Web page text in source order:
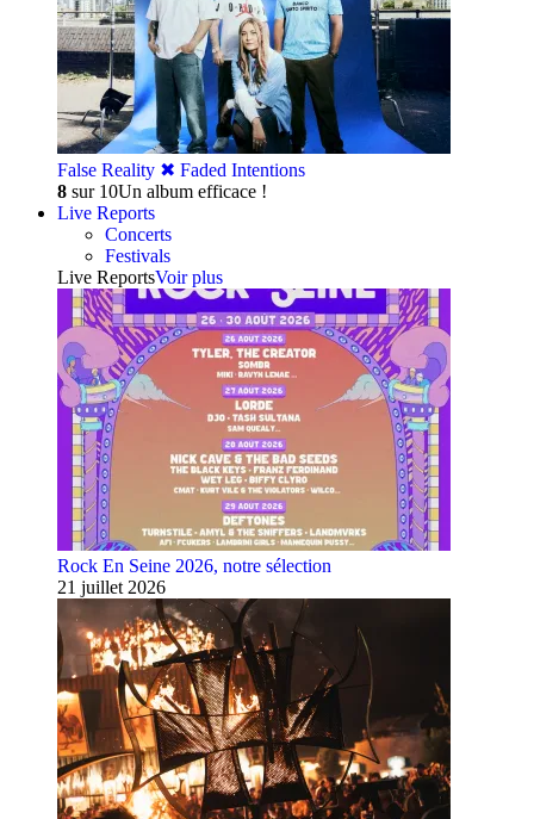
False Reality ✖︎ Faded Intentions
8 sur 10Un album efficace !
Live Reports
Concerts
Festivals
Live ReportsVoir plus
Rock En Seine 2026, notre sélection
21 juillet 2026